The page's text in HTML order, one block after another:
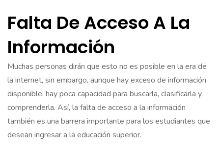
Falta De Acceso A La
Información
Muchas personas dirán que esto no es posible en la era de
la internet, sin embargo, aunque hay exceso de información
disponible, hay poca capacidad para buscarla, clasificarla y
comprenderla. Así, la falta de acceso a la información
también es una barrera importante para los estudiantes que
desean ingresar a la educación superior.